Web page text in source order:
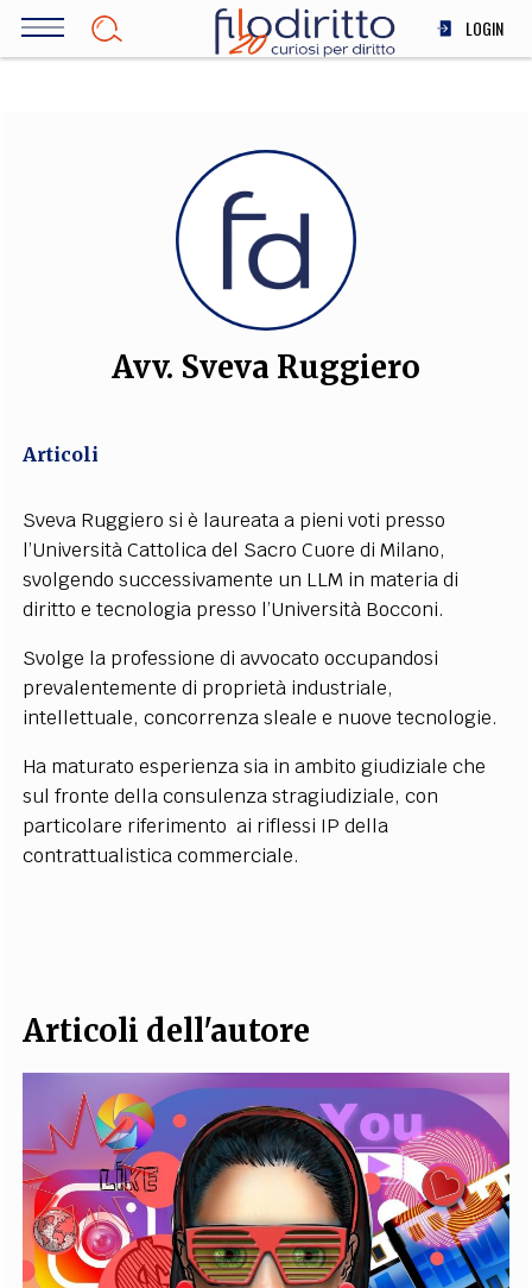
Salta
LOGIN
SOCIETÀ
MEDICINA
SCIENZA
STORIA E FILOSOFIA
INNOVAZIONE
ALTRO
FILODIRITTO
EXTRA
CODICI RUBRICHE LIBRI PROCEEDINGS PUBBLICITÀ CONTATTI
SOCIAL MEDIA
Avv. Sveva Ruggiero
Articoli
Sveva Ruggiero si è laureata a pieni voti presso
l’Università Cattolica del Sacro Cuore di Milano,
svolgendo successivamente un LLM in materia di
diritto e tecnologia presso l’Università Bocconi.
Svolge la professione di avvocato occupandosi
prevalentemente di proprietà industriale,
intellettuale, concorrenza sleale e nuove tecnologie.
Ha maturato esperienza sia in ambito giudiziale che
sul fronte della consulenza stragiudiziale, con
particolare riferimento ai riflessi IP della
contrattualistica commerciale.
Articoli dell'autore